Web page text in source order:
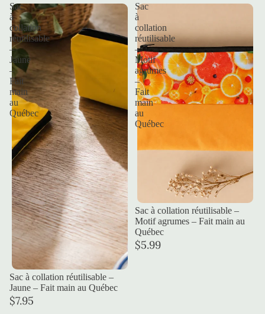
Sac
à
collation
réutilisable
–
Jaune
–
Fait
main
au
Québec
Sac à collation réutilisable –
Jaune – Fait main au Québec
$7.95
Sac
à
collation
réutilisable
–
Motif
agrumes
–
Fait
main
au
Québec
Sac à collation réutilisable –
Motif agrumes – Fait main au
Québec
$5.99